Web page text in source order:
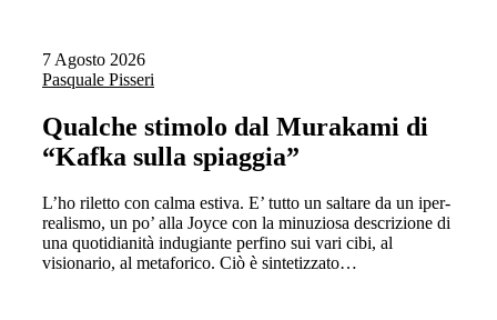
7 Agosto 2026
Pasquale Pisseri
Qualche stimolo dal Murakami di
“Kafka sulla spiaggia”
L’ho riletto con calma estiva. E’ tutto un saltare da un iper-
realismo, un po’ alla Joyce con la minuziosa descrizione di
una quotidianità indugiante perfino sui vari cibi, al
visionario, al metaforico. Ciò è sintetizzato…